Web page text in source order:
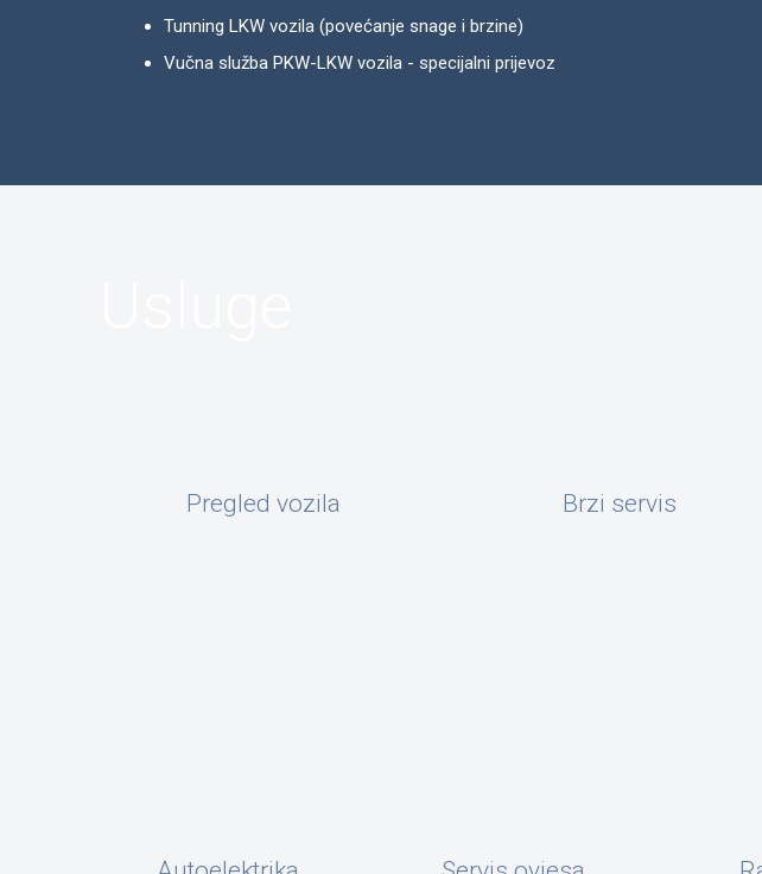
Tunning LKW vozila (povećanje snage i brzine)
Vučna služba PKW-LKW vozila - specijalni prijevoz
Pregled vozila
Brzi servis